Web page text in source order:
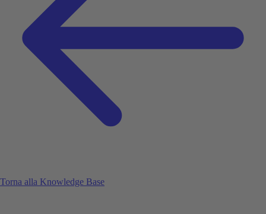
Torna alla Knowledge Base